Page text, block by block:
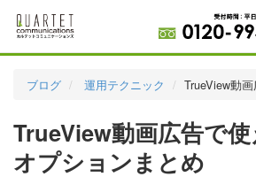
実績・お客様の声
初めて導入をお考えの方
ブログ 運用テクニック TrueView動
TrueView動画広告で
オプションまとめ